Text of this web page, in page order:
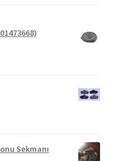
Sekmanı